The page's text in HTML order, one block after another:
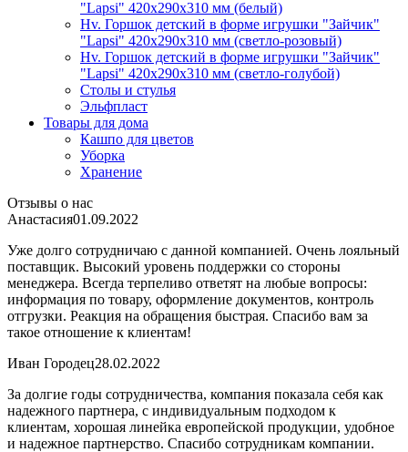
"Lapsi" 420х290х310 мм (белый)
Hv. Горшок детский в форме игрушки "Зайчик"
"Lapsi" 420х290х310 мм (светло-розовый)
Hv. Горшок детский в форме игрушки "Зайчик"
"Lapsi" 420х290х310 мм (светло-голубой)
Столы и стулья
Эльфпласт
Товары для дома
Кашпо для цветов
Уборка
Хранение
Отзывы о нас
Анастасия01.09.2022
Уже долго сотрудничаю с данной компанией. Очень лояльный
поставщик. Высокий уровень поддержки со стороны
менеджера. Всегда терпеливо ответят на любые вопросы:
информация по товару, оформление документов, контроль
отгрузки. Реакция на обращения быстрая. Спасибо вам за
такое отношение к клиентам!
Иван Городец28.02.2022
За долгие годы сотрудничества, компания показала себя как
надежного партнера, с индивидуальным подходом к
клиентам, хорошая линейка европейской продукции, удобное
и надежное партнерство. Спасибо сотрудникам компании.